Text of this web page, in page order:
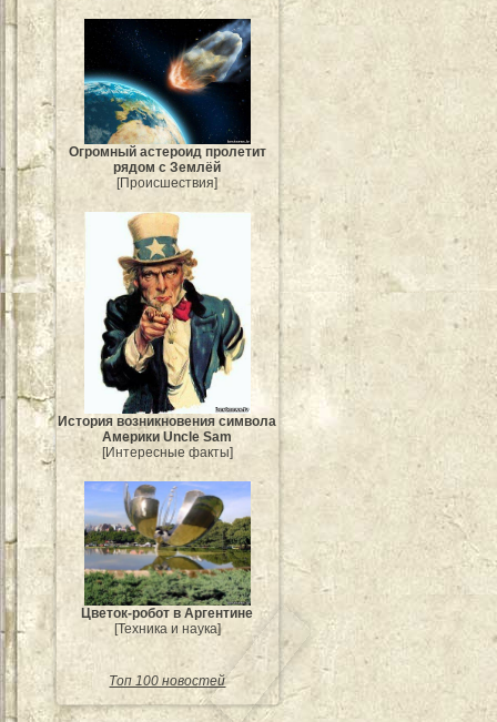
Огромный астероид пролетит
рядом с Землёй
[Происшествия]
История возникновения символа
Америки Uncle Sam
[Интересные факты]
Цветок-робот в Аргентине
[Техника и наука]
Топ 100 новостей